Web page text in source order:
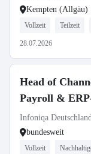
Kempten (Allgäu)
Vollzeit Teilzeit
28.07.2026
Head of
Payroll &
Infoniqa
bundesweit
Vollzeit